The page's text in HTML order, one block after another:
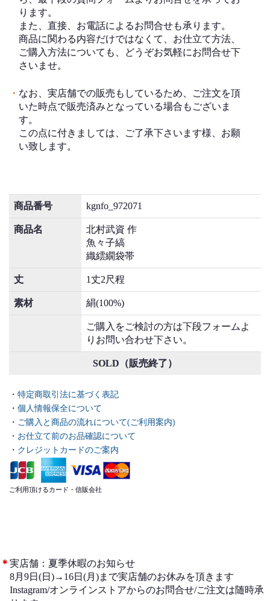
ります。
また、直接、お電話によるお問合せも承ります。
商品に関わる内容だけではなくて、お仕立て方法、
ご購入方法についても、どうぞお気軽にお問合せ下
さいませ。
・ なお、実店舗での販売もしているため、ご注文を頂
いた時点で販売済みとなっている場合もございま
す。
この点に付きましては、ご了承下さいます様、お願
い致します。
商品番号 kgnfo_972071
商品名
北村武資 作
魚々子縞
織繧繝袋帯
丈 1丈2尺程
素材 絹(100%)
ご購入をご検討の方は下段フォームよ
りお問い合わせ下さい。
SOLD（販売終了）
・ 特定商取引法に基づく表記
・ 個人情報保全について
・ ご購入と商品の流れについて(ご利用案内)
・ お仕立て前のお品確認について
・ クレジットカードのご案内
ご利用頂けるカード・信販会社
＊ 実店舗：夏季休暇のお知らせ
8月9日(日)→16日(月)まで実店舗のお休みを頂きます
Instagram/オンラインストアからのお問合せ/ご注文は随時承